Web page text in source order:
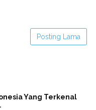
Posting Lama
Yang Terkenal